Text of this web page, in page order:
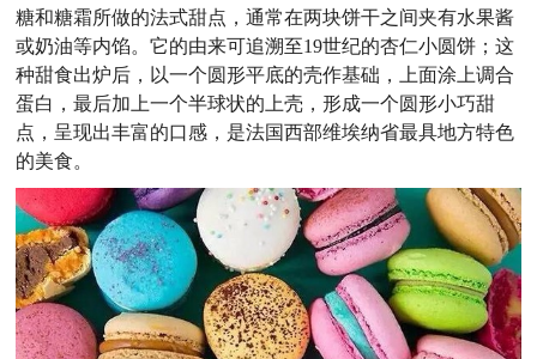
糖和糖霜所做的法式甜点，通常在两块饼干之间夹有水果酱
或奶油等内馅。它的由来可追溯至19世纪的杏仁小圆饼；这
种甜食出炉后，以一个圆形平底的壳作基础，上面涂上调合
蛋白，最后加上一个半球状的上壳，形成一个圆形小巧甜
点，呈现出丰富的口感，是法国西部维埃纳省最具地方特色
的美食。